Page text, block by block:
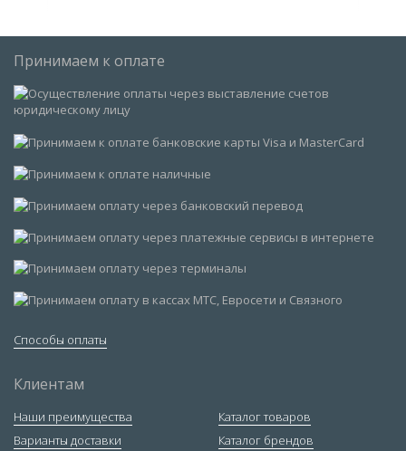
Принимаем к оплате
Способы оплаты
Клиентам
Наши преимущества
Варианты доставки
Каталог товаров
Каталог брендов